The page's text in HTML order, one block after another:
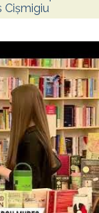
Cișmigiu